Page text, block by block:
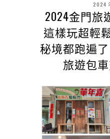
2024
2024金門旅
這樣玩超輕
秘境都跑遍
旅遊包